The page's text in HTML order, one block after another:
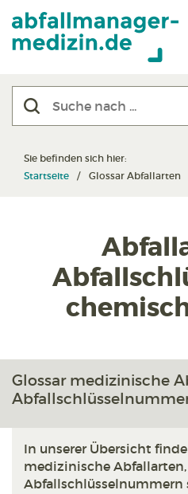
Sie befinden sich hier:
Startseite
Glossar Abfallarten
Glossar medizinische
In unserer Übersicht
medizinische Abfallarten,
Abfallschlüsselnummern